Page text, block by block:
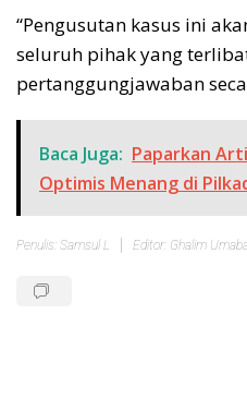
“Pengusutan kasus ini
seluruh pihak yang
pertanggungjawaban
Baca Juga: Paparkan
Optimis Menang di
Penulis: Samsul L Editor: Ghalim